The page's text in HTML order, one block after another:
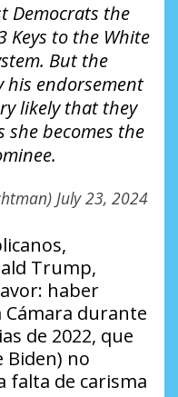
Democrats the
Keys to the White
But the
his endorsement
likely that they
she becomes the
July 23, 2024
Trump,
haber
Cámara durante
de 2022, que
Biden) no
falta de carisma